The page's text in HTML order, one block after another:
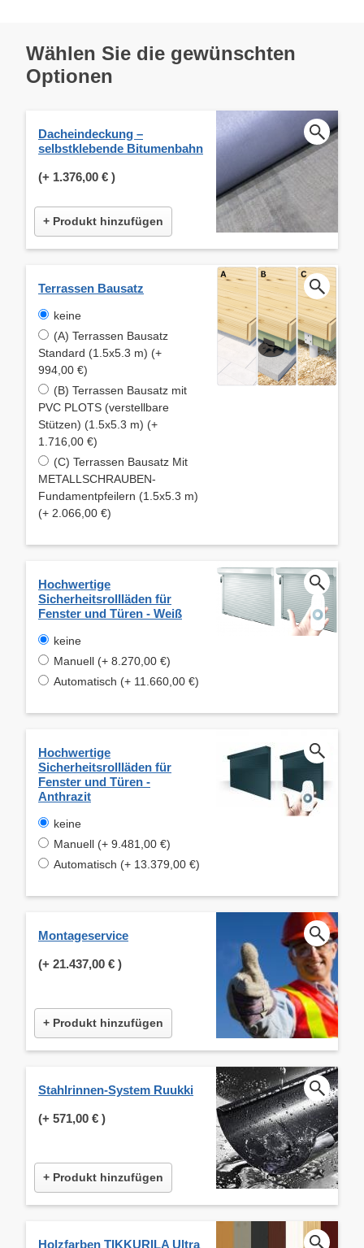
Wählen Sie die gewünschten
Optionen
Dacheindeckung –
selbstklebende Bitumenbahn
(+ 1.376,00 € )
+ Produkt hinzufügen
Terrassen Bausatz
keine
(A) Terrassen Bausatz
Standard (1.5x5.3 m) (+
994,00 €)
(B) Terrassen Bausatz mit
PVC PLOTS (verstellbare
Stützen) (1.5x5.3 m) (+
1.716,00 €)
(C) Terrassen Bausatz Mit
METALLSCHRAUBEN-
Fundamentpfeilern (1.5x5.3 m)
(+ 2.066,00 €)
Hochwertige
Sicherheitsrollläden für
Fenster und Türen - Weiß
keine
Manuell (+ 8.270,00 €)
Automatisch (+ 11.660,00 €)
Hochwertige
Sicherheitsrollläden für
Fenster und Türen -
Anthrazit
keine
Manuell (+ 9.481,00 €)
Automatisch (+ 13.379,00 €)
Montageservice
(+ 21.437,00 € )
+ Produkt hinzufügen
Stahlrinnen-System Ruukki
(+ 571,00 € )
+ Produkt hinzufügen
Holzfarben TIKKURILA Ultra